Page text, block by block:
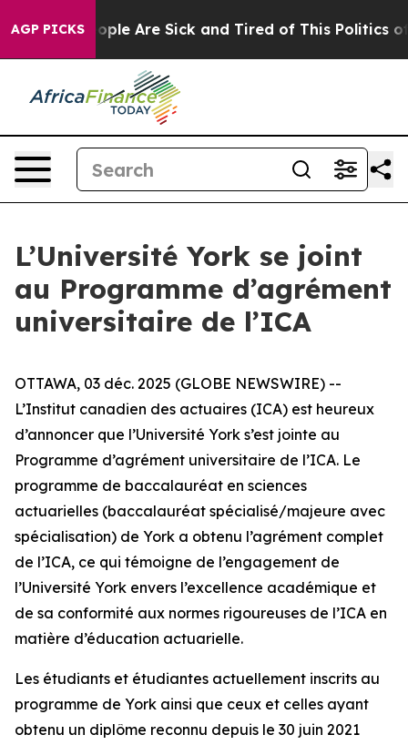
AGP PICKS
Win: “People Are Sick and Tired of This Politics of
L’Université York se joint
au Programme d’agrément
universitaire de l’ICA
OTTAWA, 03 déc. 2025 (GLOBE NEWSWIRE) --
L’Institut canadien des actuaires (ICA) est heureux
d’annoncer que l’Université York s’est jointe au
Programme d’agrément universitaire de l’ICA. Le
programme de baccalauréat en sciences
actuarielles (baccalauréat spécialisé/majeure avec
spécialisation) de York a obtenu l’agrément complet
de l’ICA, ce qui témoigne de l’engagement de
l’Université York envers l’excellence académique et
de sa conformité aux normes rigoureuses de l’ICA en
matière d’éducation actuarielle.
Les étudiants et étudiantes actuellement inscrits au
programme de York ainsi que ceux et celles ayant
obtenu un diplôme reconnu depuis le 30 juin 2021